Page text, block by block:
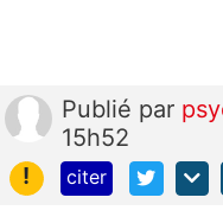
Publié par
15h52
!
citer